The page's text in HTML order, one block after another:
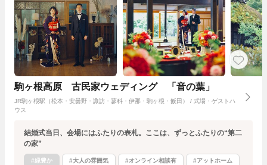
駒ヶ根高原 古民家ウェディング 「音の葉」
JR駒ヶ根駅（松本・安曇野・諏訪・蓼科・伊那・駒ヶ根・飯田） / 式場・ゲストハ
ウス
結婚式当日、会場にはふたりの表札。ここは、ずっとふたりの“第二
の家”
#緑豊か #大人の雰囲気 #オンライン相談有 #アットホーム